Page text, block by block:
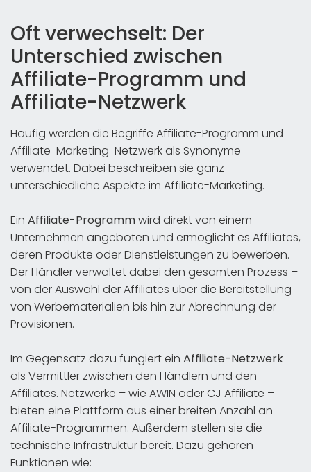
Oft verwechselt: Der
Unterschied zwischen
Affiliate-Programm und
Affiliate-Netzwerk
Häufig werden die Begriffe Affiliate-Programm und
Affiliate-Marketing-Netzwerk als Synonyme
verwendet. Dabei beschreiben sie ganz
unterschiedliche Aspekte im Affiliate-Marketing.
Ein Affiliate-Programmwird direkt von einem
Unternehmen angeboten und ermöglicht es Affiliates,
deren Produkte oder Dienstleistungen zu bewerben.
Der Händler verwaltet dabei den gesamten Prozess –
von der Auswahl der Affiliates über die Bereitstellung
von Werbematerialien bis hin zur Abrechnung der
Provisionen.
Im Gegensatz dazu fungiert ein Affiliate-Netzwerk
als Vermittler zwischen den Händlern und den
Affiliates. Netzwerke – wie AWIN oder CJ Affiliate –
bieten eine Plattform aus einer breiten Anzahl an
Affiliate-Programmen. Außerdem stellen sie die
technische Infrastruktur bereit. Dazu gehören
Funktionen wie: